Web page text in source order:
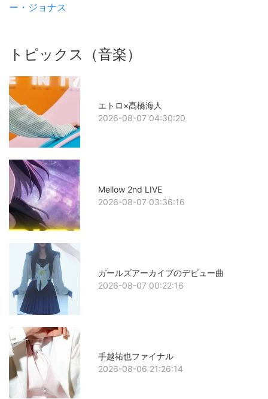
ー・ジョナス
トピックス（音楽）
エトロ×髙橋海人
2026-08-07 04:30:20
Mellow 2nd LIVE
2026-08-07 03:36:16
ガールズアーカイブのデビュー曲
2026-08-07 00:22:16
手越祐也ファイナル
2026-08-06 21:26:14